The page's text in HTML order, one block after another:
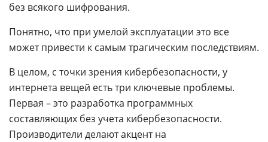
без всякого шифрования.
Понятно, что при умелой эксплуатации это все
может привести к самым трагическим последствиям.
В целом, с точки зрения кибербезопасности, у
интернета вещей есть три ключевые проблемы.
Первая – это разработка программных
составляющих без учета кибербезопасности.
Производители делают акцент на